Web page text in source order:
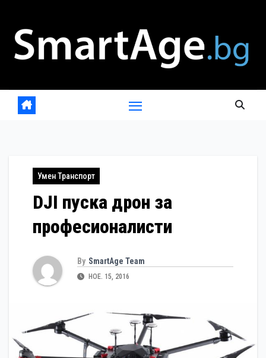
content
Умен Транспорт
DJI пуска дрон за
професионалисти
By SmartAge Team
НОЕ. 15, 2016